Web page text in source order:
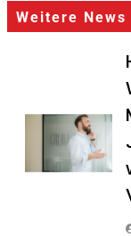
Weitere News